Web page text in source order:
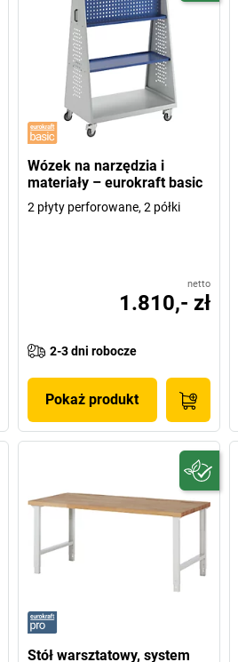
Wózek na narzędzia i
materiały – eurokraft basic
2 płyty perforowane, 2 półki
netto
1.810,- zł
2-3 dni robocze
Pokaż produkt
Stół warsztatowy, system